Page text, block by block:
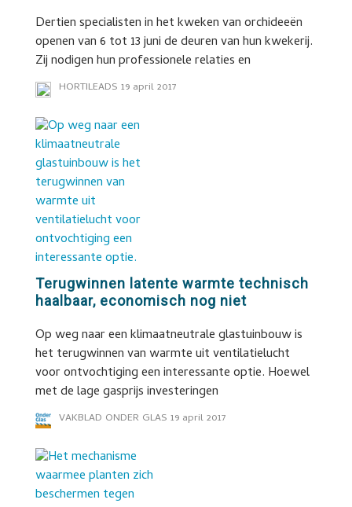
Dertien specialisten in het kweken van orchideeën
openen van 6 tot 13 juni de deuren van hun kwekerij.
Zij nodigen hun professionele relaties en
HORTILEADS 19 april 2017
Terugwinnen latente warmte technisch
haalbaar, economisch nog niet
Op weg naar een klimaatneutrale glastuinbouw is
het terugwinnen van warmte uit ventilatielucht
voor ontvochtiging een interessante optie. Hoewel
met de lage gasprijs investeringen
VAKBLAD ONDER GLAS 19 april 2017